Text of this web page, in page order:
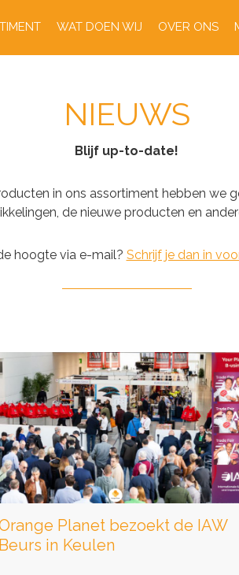
WAT DOEN WIJ OVER ONS
NIEUWS
Blijf up-to-date!
in ons assortiment hebben we
de nieuwe producten en
hoogte via e-mail? Schrijf je dan in
Planet bezoekt de IAW
Beurs in Keulen